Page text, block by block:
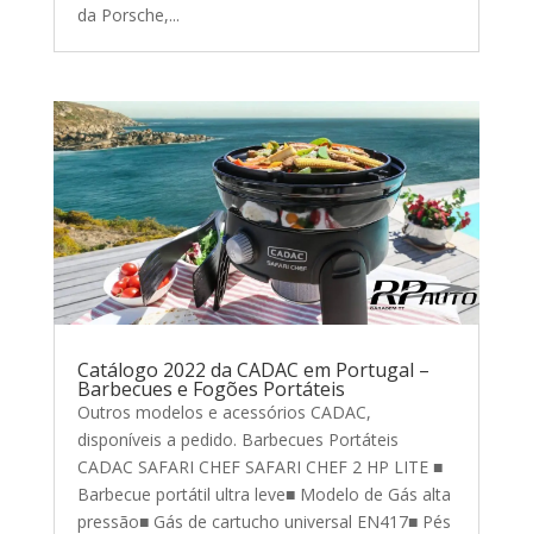
da Porsche,...
Catálogo 2022 da CADAC em Portugal –
Barbecues e Fogões Portáteis
Outros modelos e acessórios CADAC,
disponíveis a pedido. Barbecues Portáteis
CADAC SAFARI CHEF SAFARI CHEF 2 HP LITE ■
Barbecue portátil ultra leve■ Modelo de Gás alta
pressão■ Gás de cartucho universal EN417■ Pés